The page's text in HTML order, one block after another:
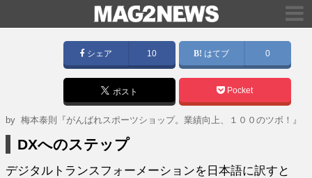
シェア 10 はてブ 0
ポスト Pocket
by梅本泰則『がんばれスポーツショップ。業績向上、１００のツボ！』
DXへのステップ
デジタルトランスフォーメーションを日本語に訳すと